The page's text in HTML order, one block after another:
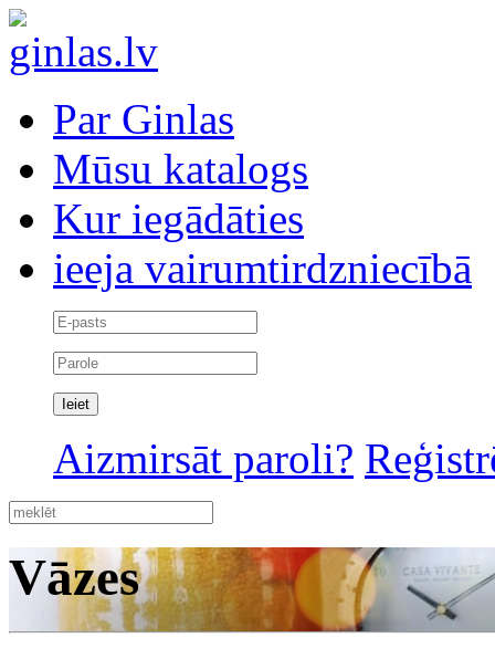
Par Ginlas
Mūsu katalogs
Kur iegādāties
ieeja vairumtirdzniecībā
Aizmirsāt paroli?
Vāzes